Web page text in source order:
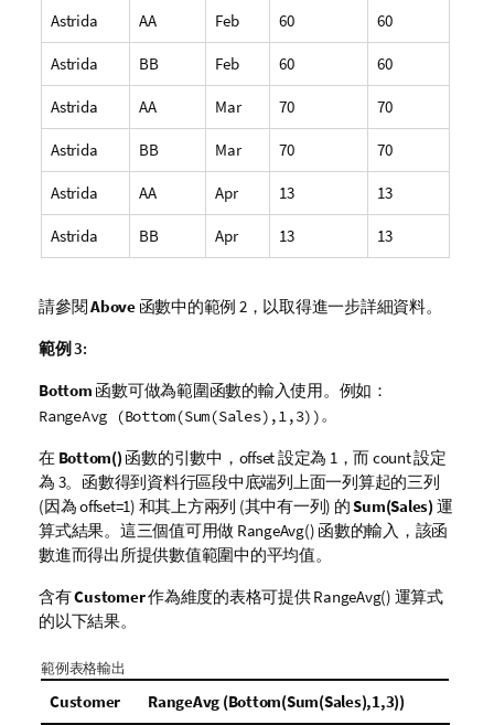
Astrida AA Feb 60 60
Astrida BB Feb 60 60
Astrida AA Mar 70 70
Astrida BB Mar 70 70
Astrida AA Apr 13 13
Astrida BB Apr 13 13
請參閱Above函數中的範例 2，以取得進一步詳細資料。
範例 3:
Bottom 函數可做為範圍函數的輸入使用。例如：
RangeAvg (Bottom(Sum(Sales),1,3))。
在 Bottom() 函數的引數中， offset設定為 1，而count設定
為 3。函數得到資料行區段中底端列上面一列算起的三列
(因為offset=1) 和其上方兩列 (其中有一列) 的Sum(Sales) 運
算式結果。這三個值可用做 RangeAvg() 函數的輸入，該函
數進而得出所提供數值範圍中的平均值。
含有Customer作為維度的表格可提供RangeAvg() 運算式
的以下結果。
範例表格輸出
Customer RangeAvg (Bottom(Sum(Sales),1,3))